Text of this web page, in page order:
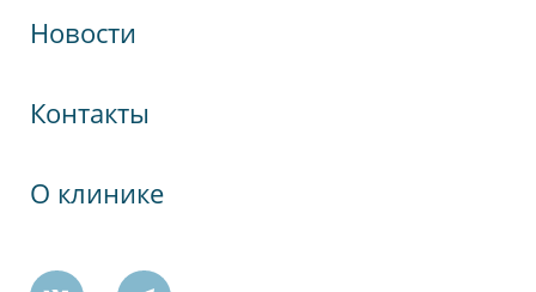
Новости
Контакты
О клинике